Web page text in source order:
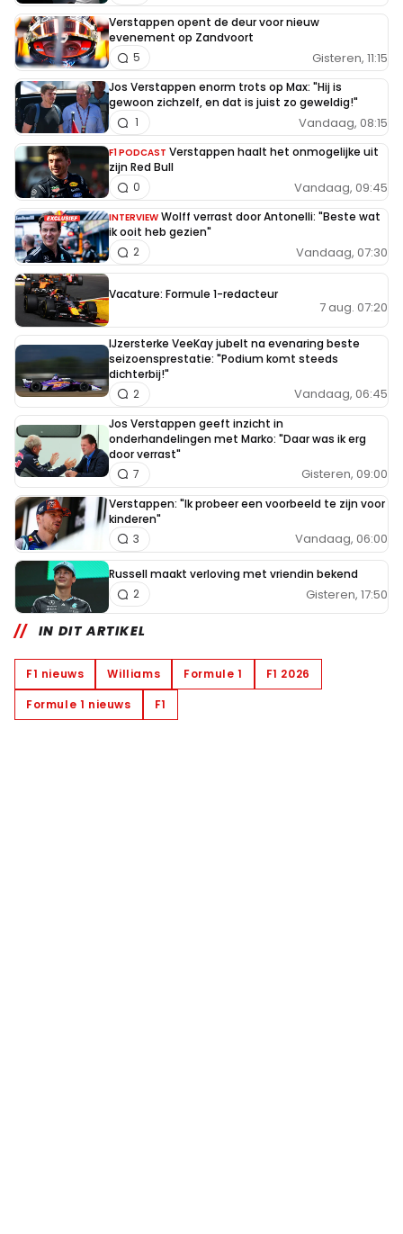
Verstappen opent de deur voor nieuw
evenement op Zandvoort
Gisteren, 11:15
5
Jos Verstappen enorm trots op Max: "Hij is
gewoon zichzelf, en dat is juist zo geweldig!"
Vandaag, 08:15
1
F1 PODCAST Verstappen haalt het onmogelijke uit
zijn Red Bull
Vandaag, 09:45
0
INTERVIEW Wolff verrast door Antonelli: "Beste wat
ik ooit heb gezien"
Vandaag, 07:30
2
Vacature: Formule 1-redacteur
7 aug. 07:20
IJzersterke VeeKay jubelt na evenaring beste
seizoensprestatie: "Podium komt steeds
dichterbij!"
Vandaag, 06:45
2
Jos Verstappen geeft inzicht in
onderhandelingen met Marko: "Daar was ik erg
door verrast"
Gisteren, 09:00
7
Verstappen: "Ik probeer een voorbeeld te zijn voor
kinderen"
Vandaag, 06:00
3
Russell maakt verloving met vriendin bekend
Gisteren, 17:50
2
IN DIT ARTIKEL
F1 nieuws Williams Formule 1
F1 2026
Formule 1 nieuws
F1